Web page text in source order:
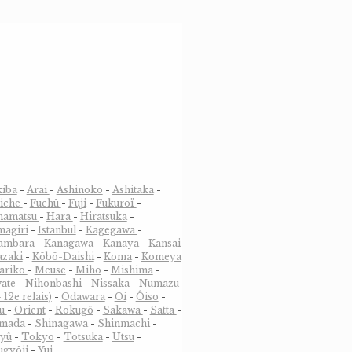
- Arai - Ashinoko - Ashitaka-
- Fuchû - Fuji- Fukuroï -
- Hara - Hiratsuka-
- Istanbul- Kagegawa -
- Kanagawa- Kanaya- Kansai
- Kõbõ-Daishi- Koma- Komeya
- Meuse - Miho - Mishima-
- Nihonbashi- Nissaka - Numazu
relais) - Odawara- Oi- Ôiso -
- Orient- Rokugô - Sakawa - Satta -
- Shinagawa- Shinmachi-
- Tokyo - Totsuka- Utsu-